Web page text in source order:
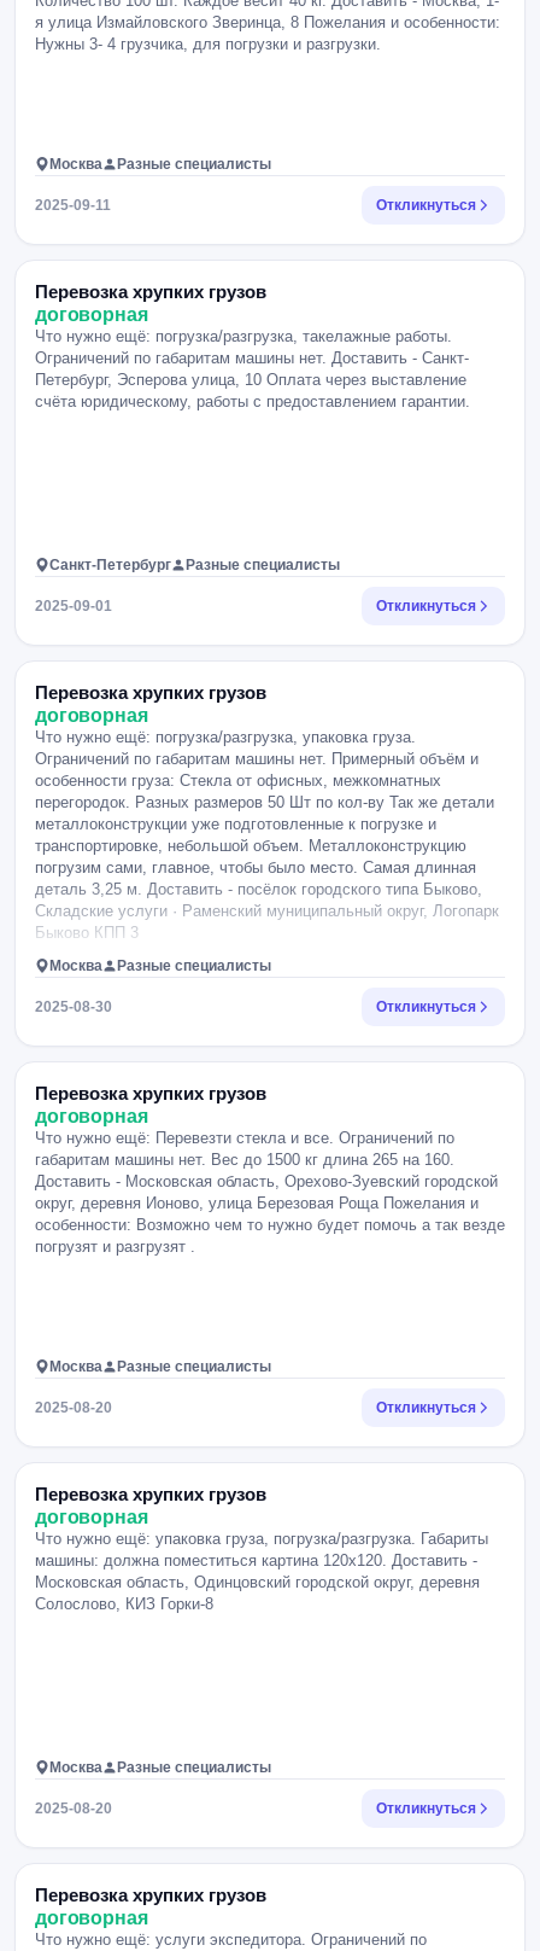
я улица Измайловского Зверинца, 8 Пожелания и особенности:
Нужны 3- 4 грузчика, для погрузки и разгрузки.
Москва Разные специалисты
2025-09-11 Откликнуться
Перевозка хрупких грузов
договорная
Что нужно ещё: погрузка/разгрузка, такелажные работы.
Ограничений по габаритам машины нет. Доставить - Санкт-
Петербург, Эсперова улица, 10 Оплата через выставление
счёта юридическому, работы с предоставлением гарантии.
Санкт-Петербург Разные специалисты
2025-09-01 Откликнуться
Перевозка хрупких грузов
договорная
Что нужно ещё: погрузка/разгрузка, упаковка груза.
Ограничений по габаритам машины нет. Примерный объём и
особенности груза: Стекла от офисных, межкомнатных
перегородок. Разных размеров 50 Шт по кол-ву Так же детали
металлоконструкции уже подготовленные к погрузке и
транспортировке, небольшой объем. Металлоконструкцию
погрузим сами, главное, чтобы было место. Самая длинная
деталь 3,25 м. Доставить - посёлок городского типа Быково,
Складские услуги · Раменский муниципальный округ, Логопарк
Быково КПП 3
Москва Разные специалисты
2025-08-30 Откликнуться
Перевозка хрупких грузов
договорная
Что нужно ещё: Перевезти стекла и все. Ограничений по
габаритам машины нет. Вес до 1500 кг длина 265 на 160.
Доставить - Московская область, Орехово-Зуевский городской
округ, деревня Ионово, улица Березовая Роща Пожелания и
особенности: Возможно чем то нужно будет помочь а так везде
погрузят и разгрузят .
Москва Разные специалисты
2025-08-20 Откликнуться
Перевозка хрупких грузов
договорная
Что нужно ещё: упаковка груза, погрузка/разгрузка. Габариты
машины: должна поместиться картина 120х120. Доставить -
Московская область, Одинцовский городской округ, деревня
Солослово, КИЗ Горки-8
Москва Разные специалисты
2025-08-20 Откликнуться
Перевозка хрупких грузов
договорная
Что нужно ещё: услуги экспедитора. Ограничений по